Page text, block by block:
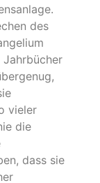
des
Jahrbücher
vieler
die
dass sie